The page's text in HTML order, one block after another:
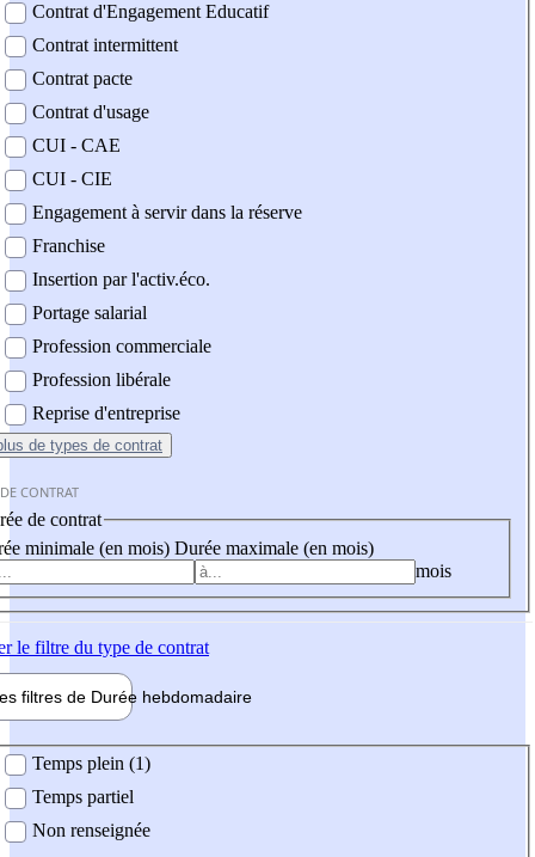
Contrat d'Engagement Educatif
Contrat intermittent
Contrat pacte
Contrat d'usage
CUI - CAE
CUI - CIE
Engagement à servir dans la réserve
Franchise
Insertion par l'activ.éco.
Portage salarial
Profession commerciale
Profession libérale
Reprise d'entreprise
de types de contrat
CONTRAT
de contrat
minimale (en mois) Durée maximale (en mois)
mois
le filtre du type de contrat
filtres de Durée hebdomadaire
Temps plein (1)
Temps partiel
Non renseignée